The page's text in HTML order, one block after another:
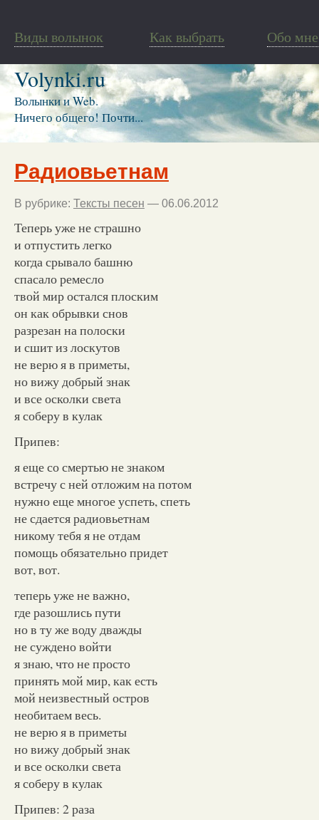
Виды волынок Как выбрать Обо мне
Volynki.ru
Волынки и Web.
Ничего общего! Почти...
Радиовьетнам
В рубрике: Тексты песен — 06.06.2012
Теперь уже не страшно
и отпустить легко
когда срывало башню
спасало ремесло
твой мир остался плоским
он как обрывки снов
разрезан на полоски
и сшит из лоскутов
не верю я в приметы,
но вижу добрый знак
и все осколки света
я соберу в кулак
Припев:
я еще со смертью не знаком
встречу с ней отложим на потом
нужно еще многое успеть, спеть
не сдается радиовьетнам
никому тебя я не отдам
помощь обязательно придет
вот, вот.
теперь уже не важно,
где разошлись пути
но в ту же воду дважды
не суждено войти
я знаю, что не просто
принять мой мир, как есть
мой неизвестный остров
необитаем весь.
не верю я в приметы
но вижу добрый знак
и все осколки света
я соберу в кулак
Припев: 2 раза